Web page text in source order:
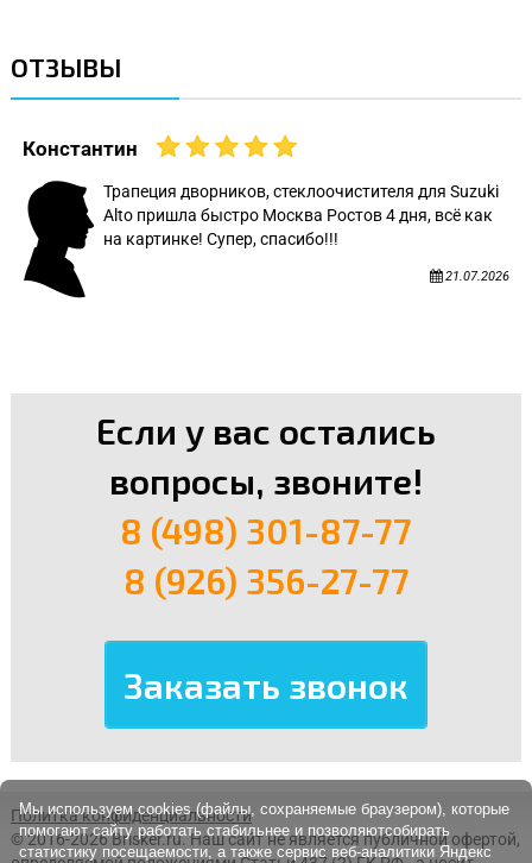
ОТЗЫВЫ
Константин
Трапеция дворников, стеклоочистителя для Suzuki
Alto пришла быстро Москва Ростов 4 дня, всё как
на картинке! Супер, спасибо!!!
21.07.2026
Если у вас остались
вопросы, звоните!
8 (498) 301-87-77
8 (926) 356-27-77
Политка конфиденциальности
© 2016-2026 Brisker.ru.Наш сайт не является публичной офертой,
Мы используем cookies (файлы, сохраняемые браузером), которые
помогают сайту работать стабильнее и позволяютсобирать
статистику посещаемости, а также сервис веб-аналитики Яндекс